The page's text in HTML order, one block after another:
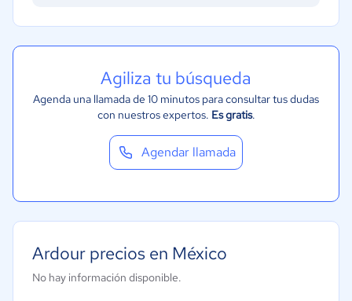
Bienes raíces
Software / TI
Telecomunicaciones
Manufactura
ONG
Gobierno
Agiliza tu búsqueda
Agenda una llamada de 10 minutos para consultar tus dudas
con nuestros expertos. Es gratis.
Agendar llamada
Ardour precios en México
No hay información disponible.